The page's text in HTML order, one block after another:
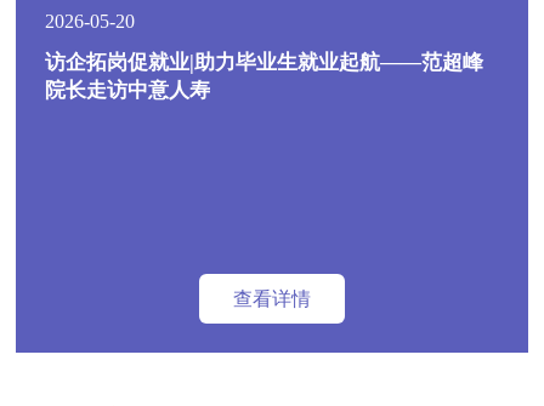
2026-05-20
访企拓岗促就业|助力毕业生就业起航——范超峰
院长走访中意人寿
查看详情